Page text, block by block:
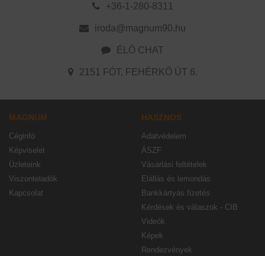
+36-1-280-8311
iroda@magnum90.hu
ÉLŐ CHAT
2151 FÓT, FEHÉRKŐ ÚT 6.
MAGNUM
Céginfó
Képviselet
Üzleteink
Viszonteladók
Kapcsolat
HASZNOS
Adatvédelem
ÁSZF
Vásárlási feltételek
Elállás és lemondás
Bankkártyás fizetés
Kérdések és válaszok - CIB
Videók
Képek
Rendezvények